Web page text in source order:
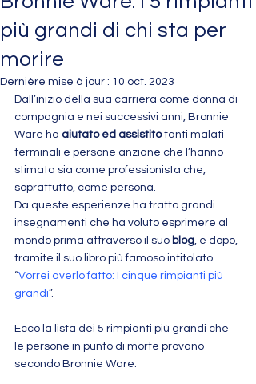
più grandi di chi sta per
morire
Dernière mise à jour : 10 oct. 2023
Dall’inizio della sua carriera come donna di
compagnia e nei successivi anni, Bronnie
Ware ha aiutato ed assistito tanti malati
terminali e persone anziane che l’hanno
stimata sia come professionista che,
soprattutto, come persona.
Da queste esperienze ha tratto grandi
insegnamenti che ha voluto esprimere al
mondo prima attraverso il suo blog, e dopo,
tramite il suo libro più famoso intitolato
“Vorrei averlo fatto: I cinque rimpianti più
grandi”.
Ecco la lista dei 5 rimpianti più grandi che
le persone in punto di morte provano
secondo Bronnie Ware: